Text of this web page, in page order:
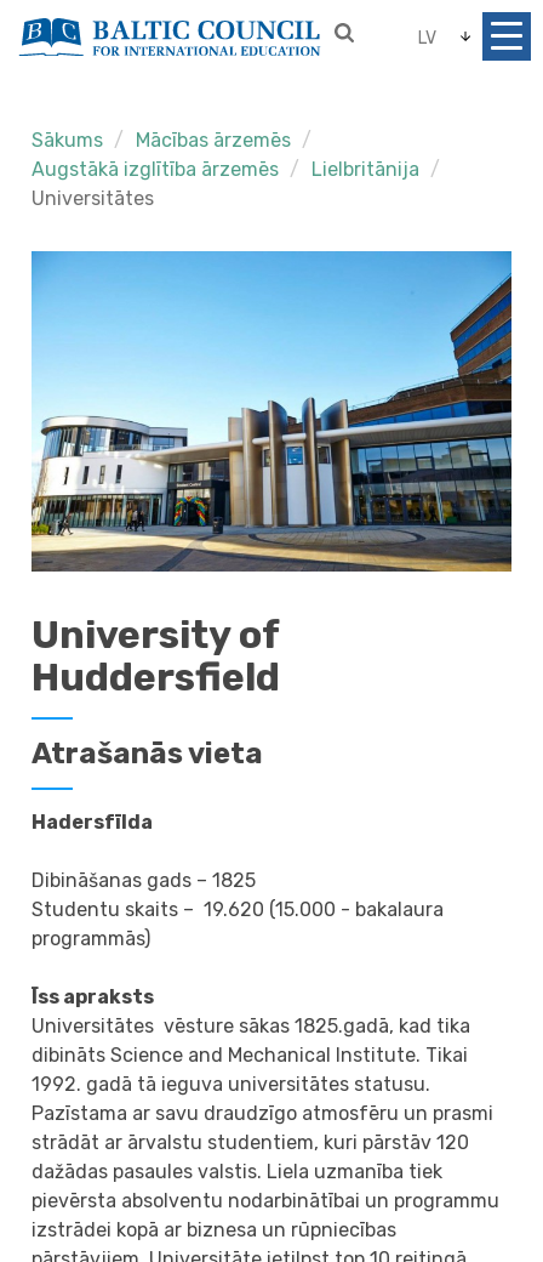
LV
Sākums
Mācības ārzemēs
Augstākā izglītība ārzemēs
Lielbritānija
Universitātes
University of
Huddersfield
Atrašanās vieta
Hadersfīlda
Dibināšanas gads – 1825
Studentu skaits – 19.620 (15.000 - bakalaura
programmās)
Īss apraksts
Universitātes vēsture sākas 1825.gadā, kad tika
dibināts Science and Mechanical Institute. Tikai
1992. gadā tā ieguva universitātes statusu.
Pazīstama ar savu draudzīgo atmosfēru un prasmi
strādāt ar ārvalstu studentiem, kuri pārstāv 120
dažādas pasaules valstis. Liela uzmanība tiek
pievērsta absolventu nodarbinātībai un programmu
izstrādei kopā ar biznesa un rūpniecības